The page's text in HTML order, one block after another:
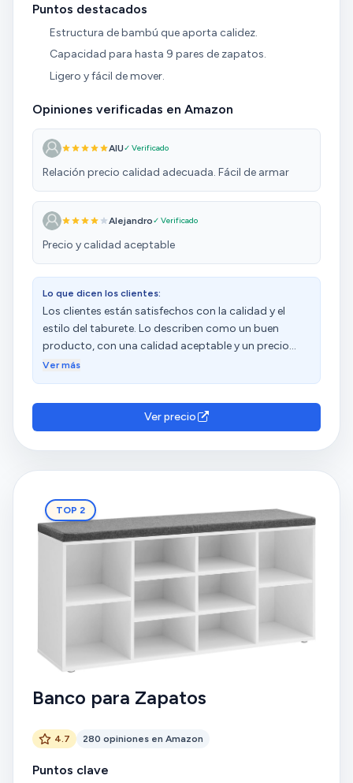
Puntos destacados
Estructura de bambú que aporta calidez.
Capacidad para hasta 9 pares de zapatos.
Ligero y fácil de mover.
Opiniones verificadas en Amazon
AIU✓ Verificado
Relación precio calidad adecuada. Fácil de armar
Alejandro✓ Verificado
Precio y calidad aceptable
Lo que dicen los clientes:
Los clientes están satisfechos con la calidad y el
estilo del taburete. Lo describen como un buen
producto, con una calidad aceptable y un precio
perfecto. Además, destacan su fácil montaje y estilo
durabilidad y la calidad de las maderas.
Ver más
Ver precio
TOP 2
Banco para Zapatos
4.7 280 opiniones en Amazon
Puntos clave